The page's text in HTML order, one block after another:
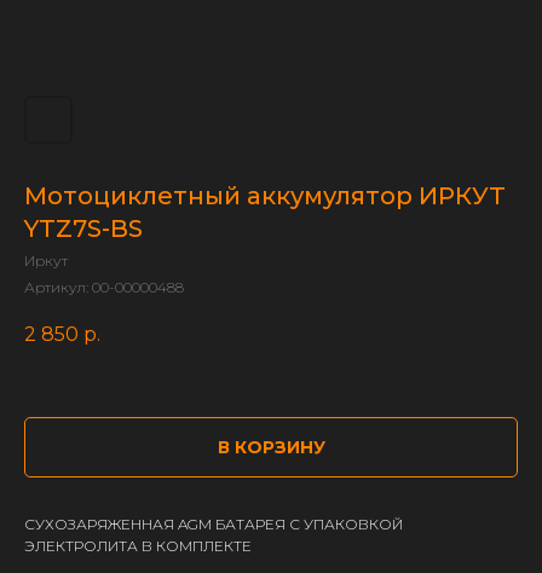
Мотоциклетный аккумулятор ИРКУТ
YTZ7S-BS
Иркут
Артикул: 00-00000488
2 850 р.
В КОРЗИНУ
СУХОЗАРЯЖЕННАЯ AGM БАТАРЕЯ С УПАКОВКОЙ
ЭЛЕКТРОЛИТА В КОМПЛЕКТЕ